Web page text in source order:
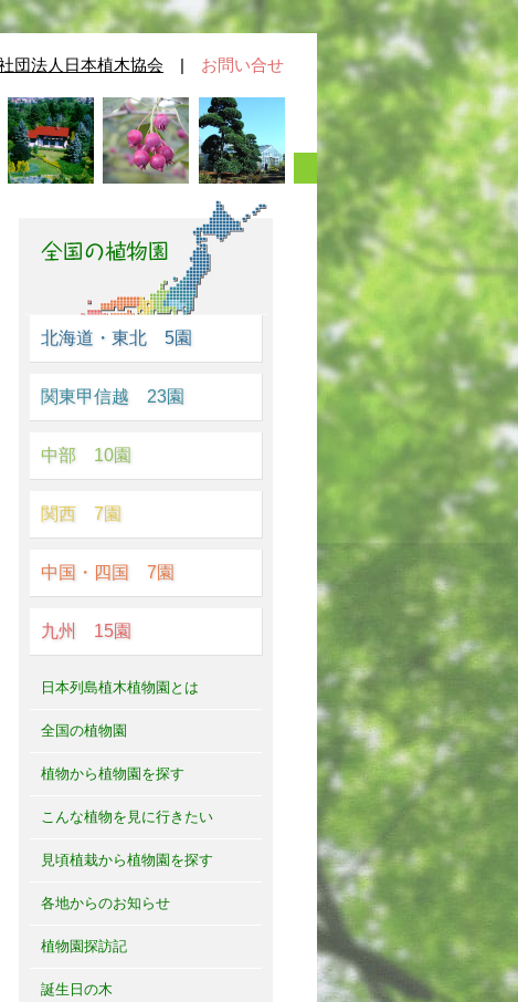
団法人日本植木協会 | お問い合せ
北海道・東北 5園
関東甲信越 23園
中部 10園
関西 7園
中国・四国 7園
九州 15園
日本列島植木植物園とは
全国の植物園
植物から植物園を探す
こんな植物を見に行きたい
見頃植栽から植物園を探す
各地からのお知らせ
植物園探訪記
誕生日の木